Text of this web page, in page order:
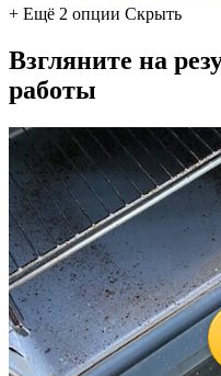
+ Ещё 2 опции Скрыть
Взгляните на
работы